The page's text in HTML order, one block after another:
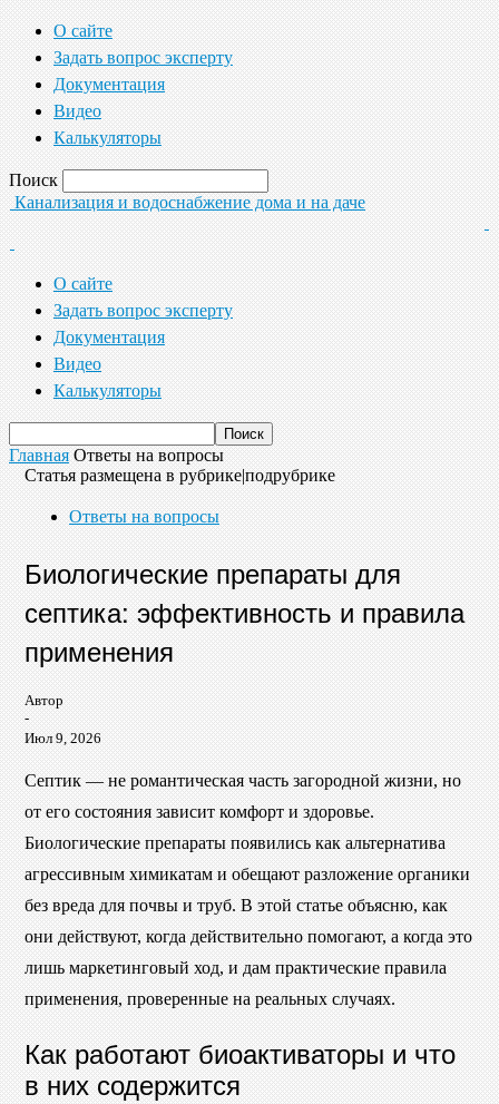
О сайте
Задать вопрос эксперту
Документация
Видео
Калькуляторы
Поиск
Канализация и водоснабжение дома и на даче
О сайте
Задать вопрос эксперту
Документация
Видео
Калькуляторы
Главная Ответы на вопросы
Статья размещена в рубрике|подрубрике
Ответы на вопросы
Биологические препараты для
септика: эффективность и правила
применения
Автор
-
Июл 9, 2026
Септик — не романтическая часть загородной жизни, но
от его состояния зависит комфорт и здоровье.
Биологические препараты появились как альтернатива
агрессивным химикатам и обещают разложение органики
без вреда для почвы и труб. В этой статье объясню, как
они действуют, когда действительно помогают, а когда это
лишь маркетинговый ход, и дам практические правила
применения, проверенные на реальных случаях.
Как работают биоактиваторы и что
в них содержится